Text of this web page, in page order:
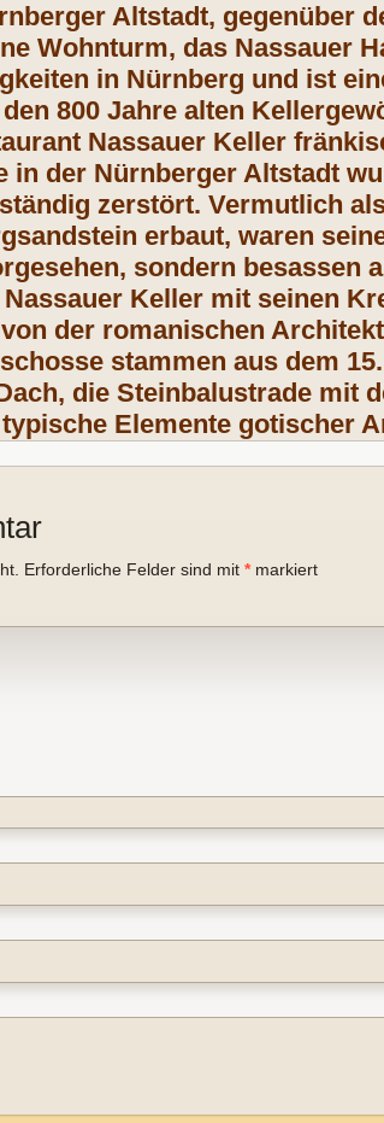
Altstadt, gegenüber
Wohnturm, das Nassauer
in Nürnberg und ist
800 Jahre alten
Nassauer Keller
in der Nürnberger Altstadt
zerstört. Vermutlich
erbaut, waren
sondern besassen
Keller mit seinen
der romanischen
stammen aus dem
die Steinbalustrade mit
Elemente gotischer
Erforderliche Felder sind mit *markiert